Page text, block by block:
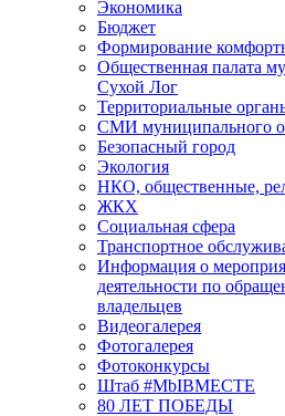
Экономика
Бюджет
Формирование
Общественная палата
Сухой Лог
Территориальные
СМИ муниципального
Безопасный город
Экология
НКО, общественные,
ЖКХ
Социальная сфера
Транспортное
Информация о
деятельности по
владельцев
Видеогалерея
Фотогалерея
Фотоконкурсы
Штаб #MbIBMECTE
80 ЛЕТ ПОБЕДЫ